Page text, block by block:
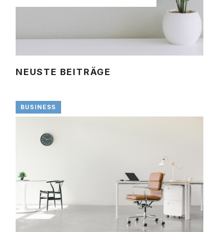
NEUSTE BEITRÄGE
BUSINESS